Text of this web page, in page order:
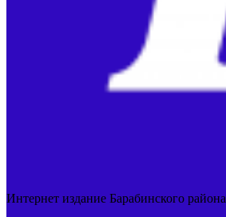
Интернет издание Барабинского района